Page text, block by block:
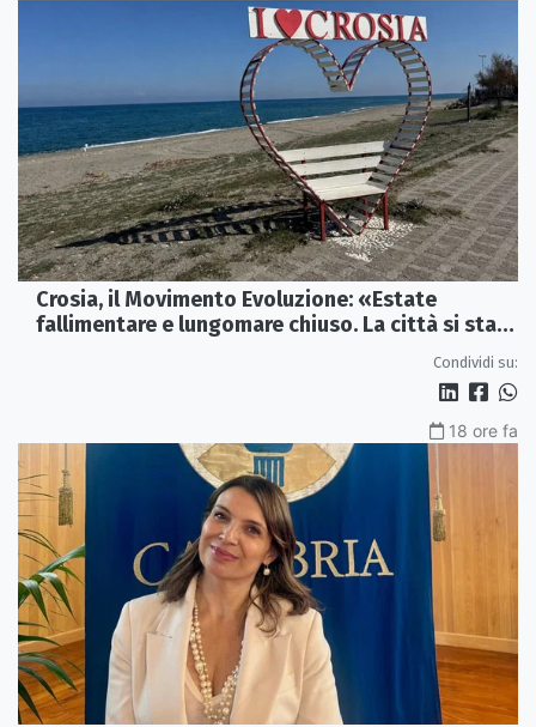
Crosia, il Movimento Evoluzione: «Estate
fallimentare e lungomare chiuso. La città si sta
Condividi su:
18 ore fa